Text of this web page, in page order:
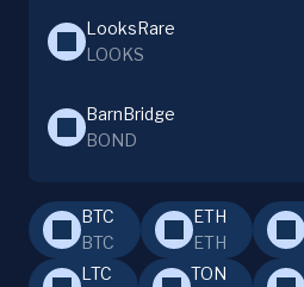
LooksRare
LOOKS
BarnBridge
BOND
BTC
BTC
ETH
ETH
LTC
TON